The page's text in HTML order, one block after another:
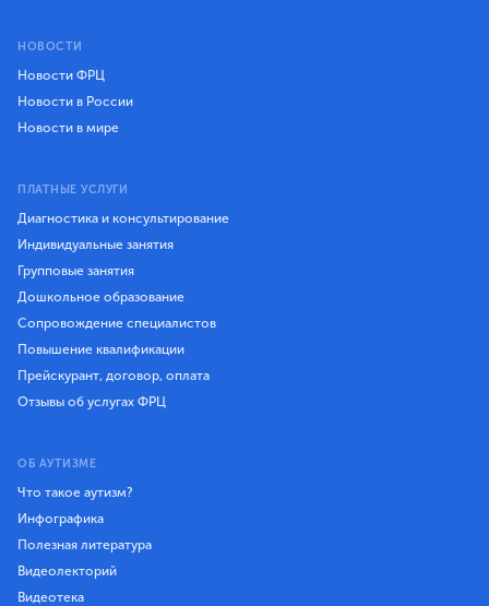
НОВОСТИ
Новости ФРЦ
Новости в России
Новости в мире
ПЛАТНЫЕ УСЛУГИ
Диагностика и консультирование
Индивидуальные занятия
Групповые занятия
Дошкольное образование
Сопровождение специалистов
Повышение квалификации
Прейскурант, договор, оплата
Отзывы об услугах ФРЦ
ОБ АУТИЗМЕ
Что такое аутизм?
Инфографика
Полезная литература
Видеолекторий
Видеотека